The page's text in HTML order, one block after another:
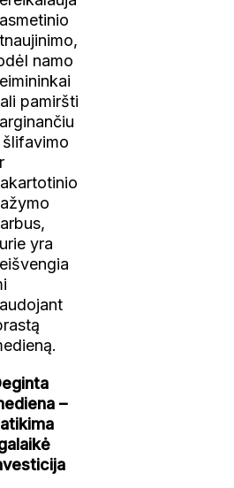
namo
pamiršti
šlifavimo
yra
–